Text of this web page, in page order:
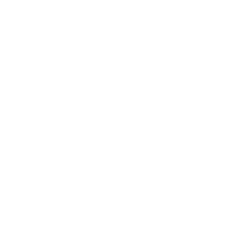
triển Android